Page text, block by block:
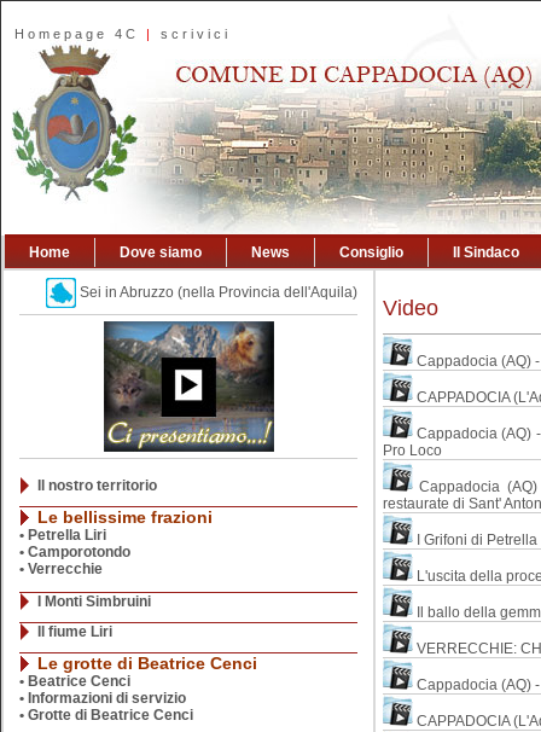
Homepage 4C | scrivici
Home Dove siamo News Consiglio Il Sindaco
Sei in Abruzzo (nella Provincia dell'Aquila)
Il nostro territorio
Le bellissime frazioni
• Petrella Liri
• Camporotondo
• Verrecchie
I Monti Simbruini
Il fiume Liri
Le grotte di Beatrice Cenci
• Beatrice Cenci
• Informazioni di servizio
• Grotte di Beatrice Cenci
Video
Cappadocia (AQ)
CAPPADOCIA
Cappadocia (AQ)
Pro Loco
Cappadocia
restaurate di Sant'
I Grifoni di
L'uscita della
Il ballo della
VERRECCHIE:
Cappadocia (AQ)
CAPPADOCIA